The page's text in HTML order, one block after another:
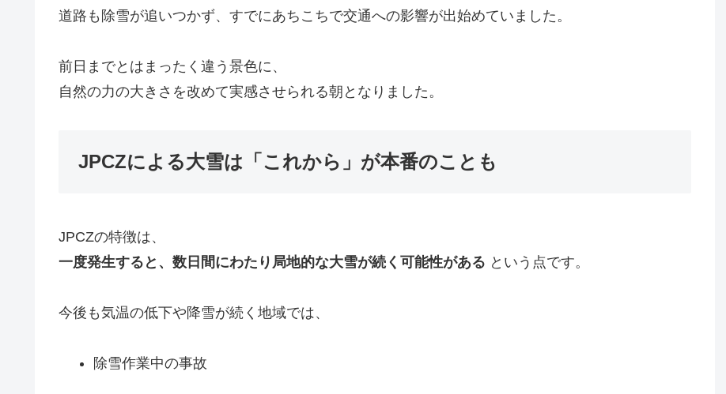
道路も除雪が追いつかず、すでにあちこちで交通への影響が出始めていました。
前日までとはまったく違う景色に、
自然の力の大きさを改めて実感させられる朝となりました。
JPCZによる大雪は「これから」が本番のことも
JPCZの特徴は、
一度発生すると、数日間にわたり局地的な大雪が続く可能性がある という点です。
今後も気温の低下や降雪が続く地域では、
除雪作業中の事故